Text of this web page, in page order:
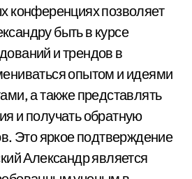
конференциях позволяет
быть в курсе
и трендов в
опытом и идеями
а также представлять
и получать обратную
Это яркое подтверждение
Александр является